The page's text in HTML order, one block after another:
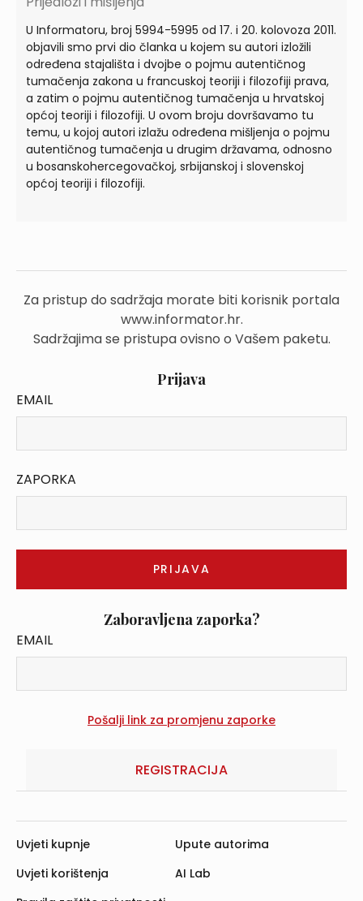
U Informatoru, broj 5994-5995 od 17. i 20. kolovoza 2011.
objavili smo prvi dio članka u kojem su autori izložili
određena stajališta i dvojbe o pojmu autentičnog
tumačenja zakona u francuskoj teoriji i filozofiji prava,
a zatim o pojmu autentičnog tumačenja u hrvatskoj
općoj teoriji i filozofiji. U ovom broju dovršavamo tu
temu, u kojoj autori izlažu određena mišljenja o pojmu
autentičnog tumačenja u drugim državama, odnosno
u bosanskohercegovačkoj, srbijanskoj i slovenskoj
općoj teoriji i filozofiji.
Za pristup do sadržaja morate biti korisnik portala
www.informator.hr.
Sadržajima se pristupa ovisno o Vašem paketu.
Prijava
EMAIL
ZAPORKA
Zaboravljena zaporka?
EMAIL
REGISTRACIJA
Uvjeti kupnje
Uvjeti korištenja
Upute autorima
AI Lab